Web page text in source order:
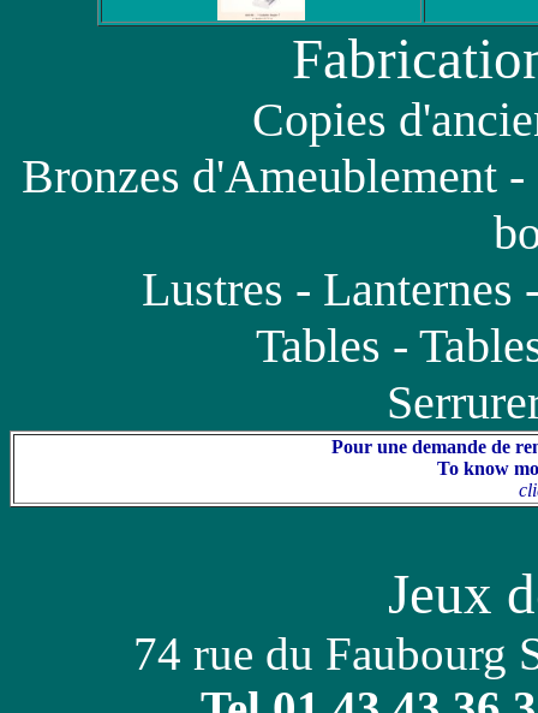
Copies
Bronzes d'Ameublement
Lustres - Lanternes
Tables -
Pour une demande de
To know
Jeux
74 rue du Faubourg